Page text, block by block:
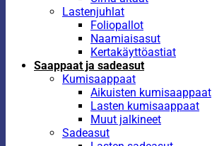
Lastenjuhlat
Foliopallot
Naamiaisasut
Kertakäyttöastiat
Saappaat ja sadeasut
Kumisaappaat
Aikuisten kumisaappaat
Lasten kumisaappaat
Muut jalkineet
Sadeasut